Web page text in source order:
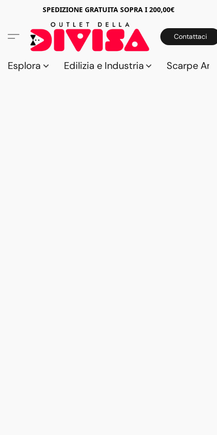
SPEDIZIONE GRATUITA SOPRA I 200,00€
Contattaci
Esplora Edilizia e Industria Scarpe